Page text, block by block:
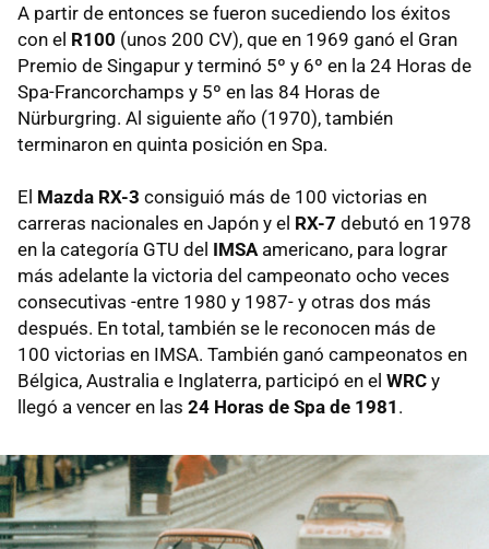
A partir de entonces se fueron sucediendo los éxitos
con el R100 (unos 200 CV), que en 1969 ganó el Gran
Premio de Singapur y terminó 5º y 6º en la 24 Horas de
Spa-Francorchamps y 5º en las 84 Horas de
Nürburgring. Al siguiente año (1970), también
terminaron en quinta posición en Spa.
El Mazda RX-3 consiguió más de 100 victorias en
carreras nacionales en Japón y el RX-7 debutó en 1978
en la categoría GTU del IMSA americano, para lograr
más adelante la victoria del campeonato ocho veces
consecutivas -entre 1980 y 1987- y otras dos más
después. En total, también se le reconocen más de
100 victorias en IMSA. También ganó campeonatos en
Bélgica, Australia e Inglaterra, participó en el WRC y
llegó a vencer en las 24 Horas de Spa de 1981 .